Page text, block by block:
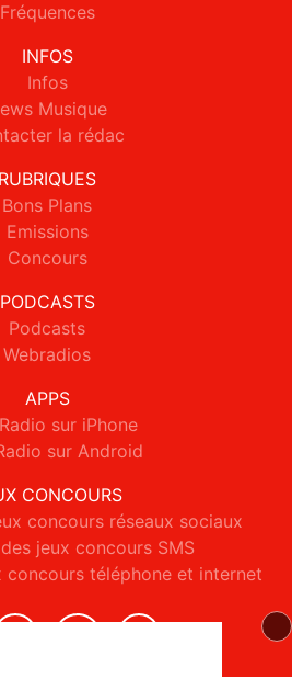
Fréquences
INFOS
Infos
Musique
la rédac
RUBRIQUES
Bons Plans
Emissions
Concours
PODCASTS
Podcasts
Webradios
APPS
sur iPhone
sur Android
CONCOURS
concours réseaux sociaux
jeux concours SMS
concours téléphone et internet